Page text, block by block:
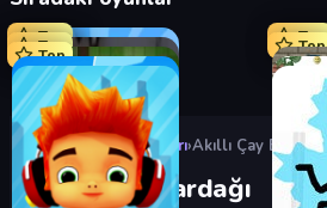
Top Top
Top Top
Top
Oyunlar›Friv Oyunları›Akıllı Çay Bardağı
Akıllı Çay Bardağı